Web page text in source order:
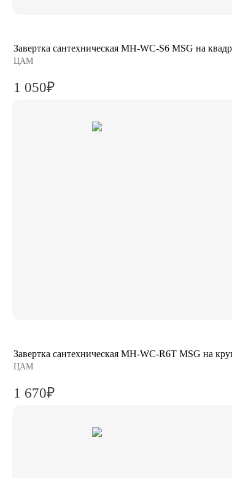
Завертка сантехническая MH-WC-S6 MSG на
ЦАМ
1 050₽
Завертка сантехническая MH-WC-R6T MSG на
ЦАМ
1 670₽